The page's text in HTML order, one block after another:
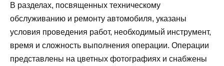
В разделах, посвященных техническому
обслуживанию и ремонту автомобиля, указаны
условия проведения работ, необходимый инструмент,
время и сложность выполнения операции. Операции
представлены на цветных фотографиях и снабжены